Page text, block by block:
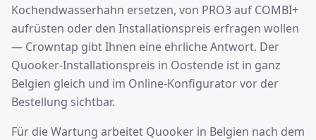
Kochendwasserhahn ersetzen, von PRO3 auf COMBI+
aufrüsten oder den Installationspreis erfragen wollen
— Crowntap gibt Ihnen eine ehrliche Antwort. Der
Quooker-Installationspreis in Oostende ist in ganz
Belgien gleich und im Online-Konfigurator vor der
Bestellung sichtbar.
Für die Wartung arbeitet Quooker in Belgien nach dem